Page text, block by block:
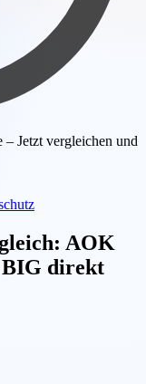
– Jetzt vergleichen und
AOK
BIG direkt